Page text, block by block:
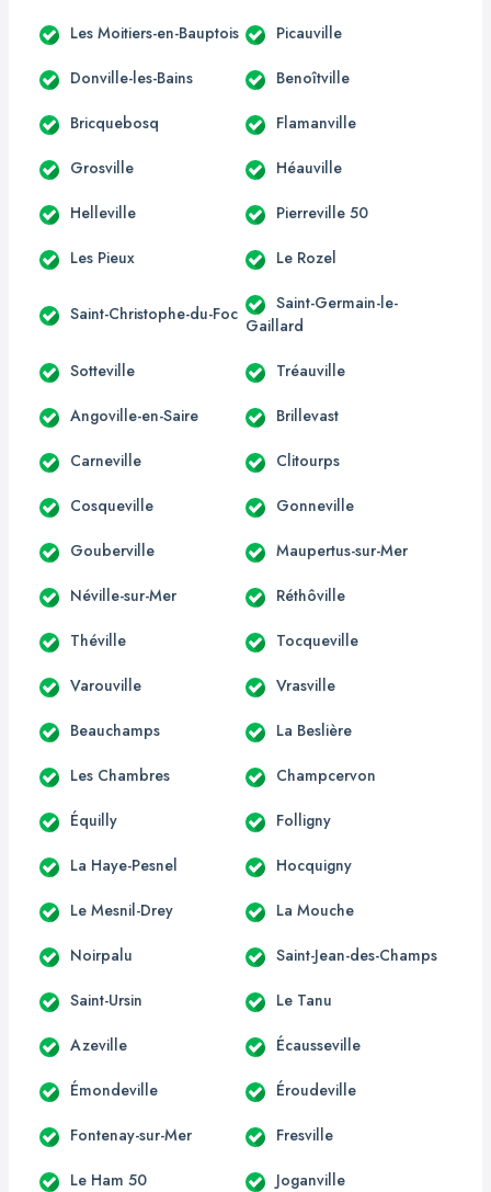
Les Moitiers-en-Bauptois Picauville
Donville-les-Bains Benoîtville
Bricquebosq Flamanville
Grosville Héauville
Helleville Pierreville 50
Les Pieux Le Rozel
Saint-Christophe-du-Foc
Saint-Germain-le-
Gaillard
Sotteville Tréauville
Angoville-en-Saire Brillevast
Carneville Clitourps
Cosqueville Gonneville
Gouberville Maupertus-sur-Mer
Néville-sur-Mer Réthôville
Théville Tocqueville
Varouville Vrasville
Beauchamps La Beslière
Les Chambres Champcervon
Équilly Folligny
La Haye-Pesnel Hocquigny
Le Mesnil-Drey La Mouche
Noirpalu Saint-Jean-des-Champs
Saint-Ursin Le Tanu
Azeville Écausseville
Émondeville Éroudeville
Fontenay-sur-Mer Fresville
Le Ham 50 Joganville